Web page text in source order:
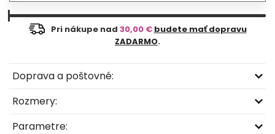
Pri nákupe nad 30,00 € budete mať dopravu
ZADARMO.
Doprava a poštovné:
Rozmery:
Parametre: